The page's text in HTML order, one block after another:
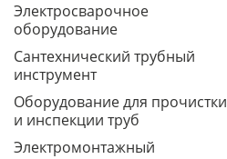
Электросварочное
оборудование
Сантехнический трубный
инструмент
Оборудование для прочистки
и инспекции труб
Электромонтажный